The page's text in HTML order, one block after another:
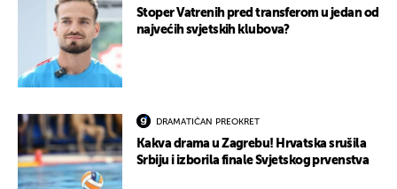
Stoper Vatrenih pred transferom u jedan od
najvećih svjetskih klubova?
DRAMATIČAN PREOKRET
Kakva drama u Zagrebu! Hrvatska srušila
Srbiju i izborila finale Svjetskog prvenstva